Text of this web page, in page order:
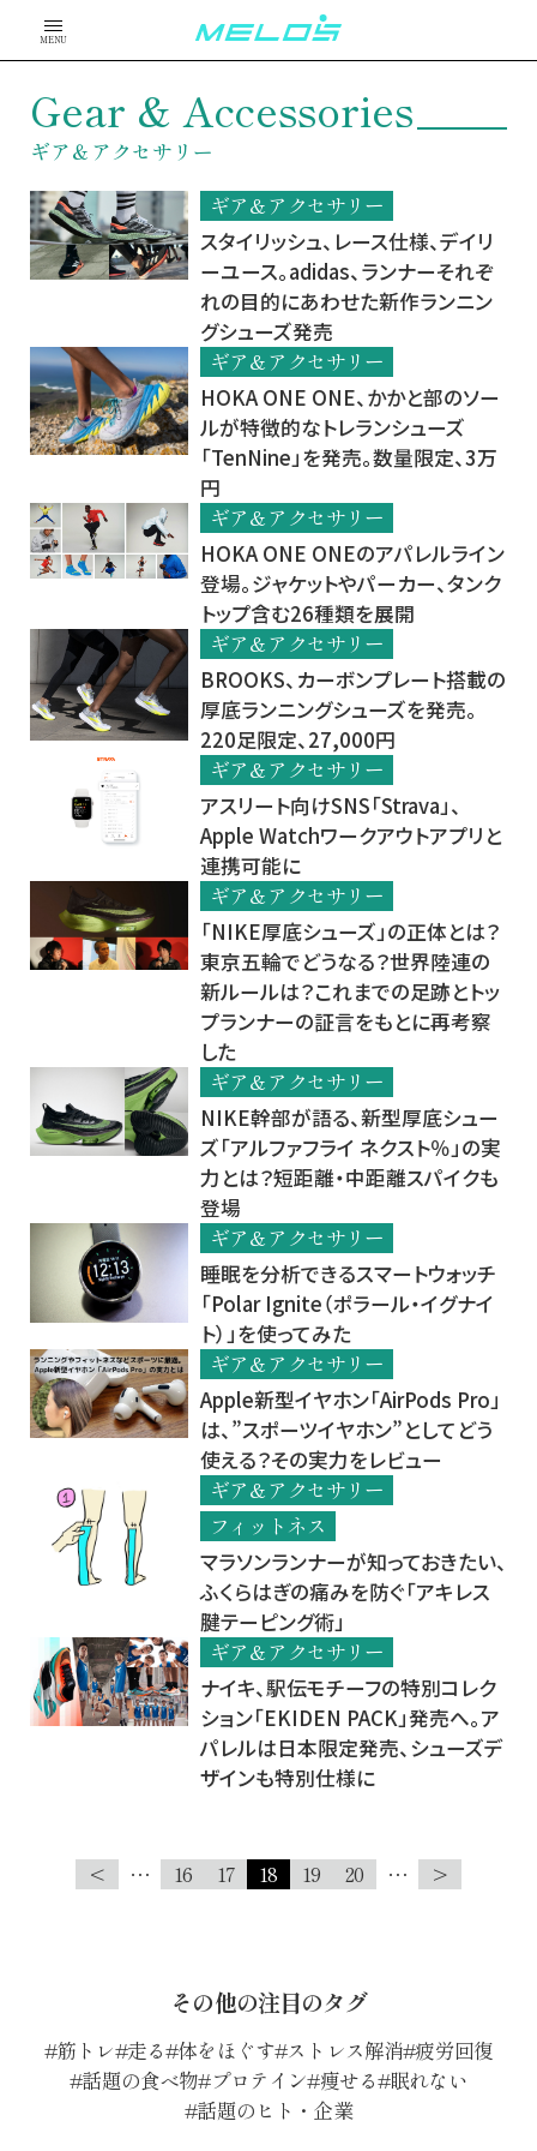
MENU
Gear & Accessories
ギア＆アクセサリー
ギア＆アクセサリー
スタイリッシュ、レース仕様、デイリ
ーユース。adidas、ランナーそれぞ
れの目的にあわせた新作ランニン
グシューズ発売
ギア＆アクセサリー
HOKA ONE ONE、かかと部のソー
ルが特徴的なトレランシューズ
「TenNine」を発売。数量限定、3万
円
ギア＆アクセサリー
HOKA ONE ONEのアパレルライン
登場。ジャケットやパーカー、タンク
トップ含む26種類を展開
ギア＆アクセサリー
BROOKS、カーボンプレート搭載の
厚底ランニングシューズを発売。
220足限定、27,000円
ギア＆アクセサリー
アスリート向けSNS「Strava」、
Apple Watchワークアウトアプリと
連携可能に
ギア＆アクセサリー
「NIKE厚底シューズ」の正体とは？
東京五輪でどうなる？世界陸連の
新ルールは？これまでの足跡とトッ
プランナーの証言をもとに再考察
した
ギア＆アクセサリー
NIKE幹部が語る、新型厚底シュー
ズ「アルファフライ ネクスト％」の実
力とは？短距離・中距離スパイクも
登場
ギア＆アクセサリー
睡眠を分析できるスマートウォッチ
「Polar Ignite（ポラール・イグナイ
ト）」を使ってみた
ギア＆アクセサリー
Apple新型イヤホン「AirPods Pro」
は、”スポーツイヤホン”としてどう
使える？その実力をレビュー
ギア＆アクセサリー
フィットネス
マラソンランナーが知っておきたい、
ふくらはぎの痛みを防ぐ「アキレス
腱テーピング術」
ギア＆アクセサリー
ナイキ、駅伝モチーフの特別コレク
ション「EKIDEN PACK」発売へ。ア
パレルは日本限定発売、シューズデ
ザインも特別仕様に
< … 16 17 18 19 20 … >
その他の注目のタグ
筋トレ 走る 体をほぐす ストレス解消 疲労回復
話題の食べ物 プロテイン 痩せる 眠れない
話題のヒト・企業